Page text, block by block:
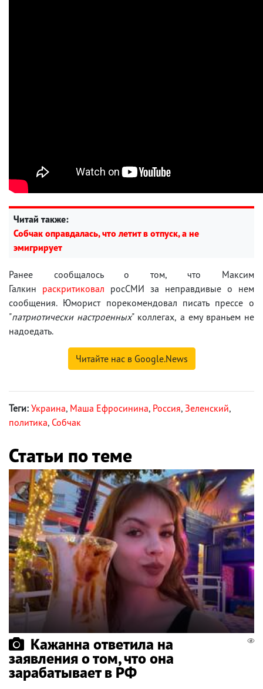
Читай также:
Собчак оправдалась, что летит в отпуск, а не
эмигрирует
Ранее сообщалось о том, что Максим
Галкин раскритиковал росСМИ за неправдивые о нем
сообщения. Юморист порекомендовал писать прессе о
"патриотически настроенных" коллегах, а ему враньем не
надоедать.
Читайте нас в Google.News
Теги: Украина, Маша Ефросинина, Россия, Зеленский,
политика, Собчак
Статьи по теме
Кажанна ответила на
заявления о том, что она
зарабатывает в РФ